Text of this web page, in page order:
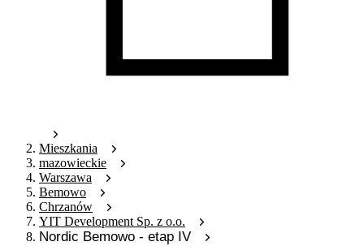
Mieszkania
mazowieckie
Warszawa
Bemowo
Chrzanów
YIT Development Sp. z o.o.
Nordic Bemowo - etap IV